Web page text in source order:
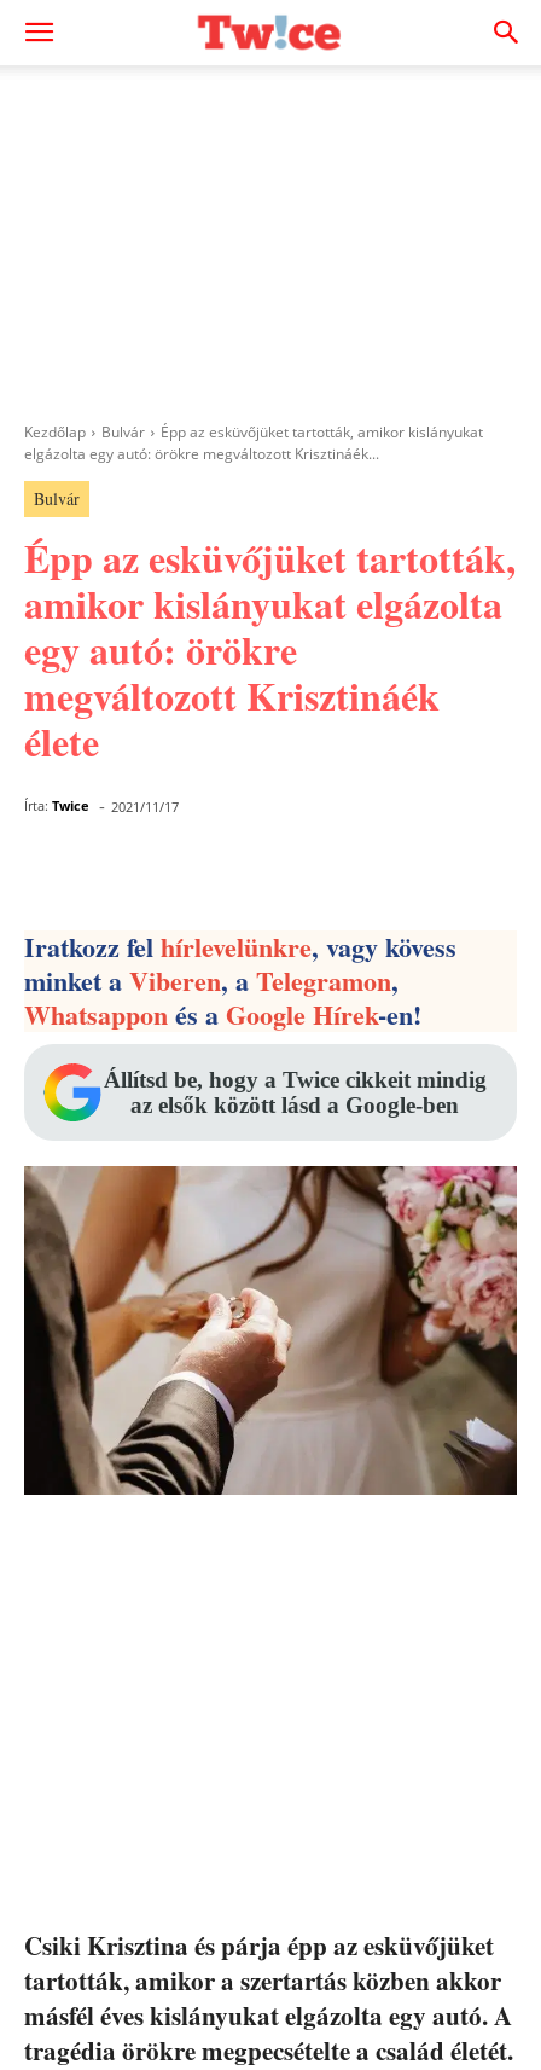
Kezdőlap Bulvár
Épp az esküvőjüket tartották, amikor kislányukat
elgázolta egy autó: örökre megváltozott Krisztináék...
Bulvár
Épp az esküvőjüket tartották,
amikor kislányukat elgázolta
egy autó: örökre
megváltozott Krisztináék
élete
Írta: Twice - 2021/11/17
Iratkozz felhírlevelünkre, vagy kövess
minket aViberen, aTelegramon,
Whatsapponés aGoogle Hírek-en!
Állítsd be, hogy a Twice cikkeit mindig
az elsők között lásd a Google-ben
Csiki Krisztina és párja épp az esküvőjüket
tartották, amikor a szertartás közben akkor
másfél éves kislányukat elgázolta egy autó. A
tragédia örökre megpecsételte a család életét.